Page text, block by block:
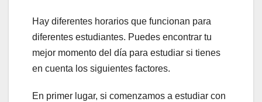
Hay diferentes horarios que funcionan para
diferentes estudiantes. Puedes encontrar tu
mejor momento del día para estudiar si tienes
en cuenta los siguientes factores.
En primer lugar, si comenzamos a estudiar con